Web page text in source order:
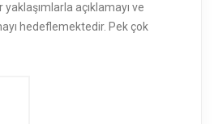
açıklamayı ve
hedeflemektedir. Pek çok